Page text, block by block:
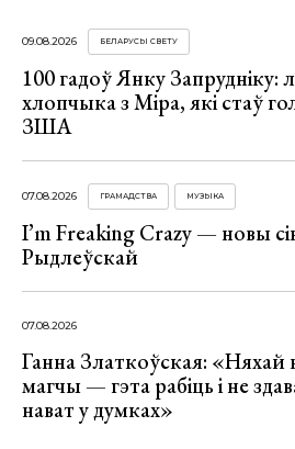
09.08.2026 БЕЛАРУСЫ СВЕТУ
100 гадоў Янку Запрудніку:
хлопчыка з Міра, які стаў
ЗША
07.08.2026 ГРАМАДСТВА МУЗЫКА
I’m Freaking Crazy — новы
Рыдлеўскай
07.08.2026
Ганна Златкоўская: «Няхай
магчы — гэта рабіць і не
нават у думках»